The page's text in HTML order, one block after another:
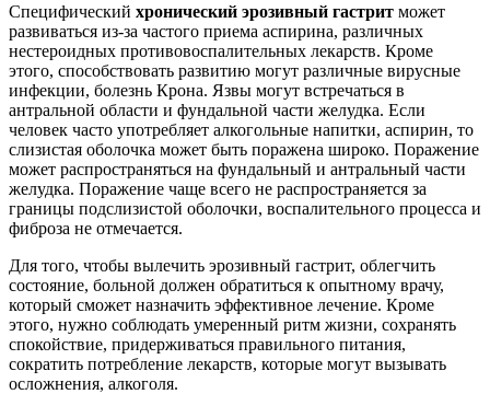
Специфический хронический эрозивный гастрит может
развиваться из-за частого приема аспирина, различных
нестероидных противовоспалительных лекарств. Кроме
этого, способствовать развитию могут различные вирусные
инфекции, болезнь Крона. Язвы могут встречаться в
антральной области и фундальной части желудка. Если
человек часто употребляет алкогольные напитки, аспирин, то
слизистая оболочка может быть поражена широко. Поражение
может распространяться на фундальный и антральный части
желудка. Поражение чаще всего не распространяется за
границы подслизистой оболочки, воспалительного процесса и
фиброза не отмечается.
Для того, чтобы вылечить эрозивный гастрит, облегчить
состояние, больной должен обратиться к опытному врачу,
который сможет назначить эффективное лечение. Кроме
этого, нужно соблюдать умеренный ритм жизни, сохранять
спокойствие, придерживаться правильного питания,
сократить потребление лекарств, которые могут вызывать
осложнения, алкоголя.